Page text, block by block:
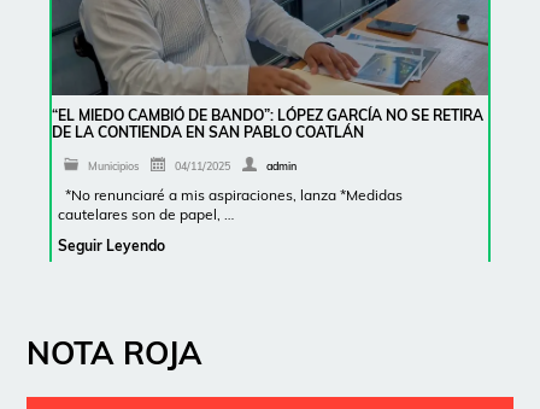
“EL MIEDO CAMBIÓ DE BANDO”: LÓPEZ GARCÍA NO SE RETIRA
DE LA CONTIENDA EN SAN PABLO COATLÁN
Municipios 04/11/2025 admin
*No renunciaré a mis aspiraciones, lanza *Medidas
cautelares son de papel, …
Seguir Leyendo
NOTA ROJA